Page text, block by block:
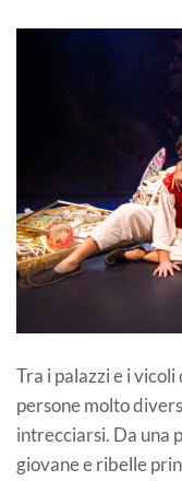
Tra i palazzi e i
persone molto
intrecciarsi. Da una
giovane e ribelle